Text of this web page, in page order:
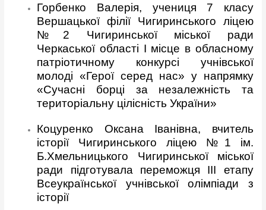
Горбенко Валерія, учениця 7 класу
Вершацької філії Чигиринського ліцею
№2 Чигиринської міської ради
Черкаської області І місце в обласному
патріотичному конкурсі учнівської
молоді «Герої серед нас» у напрямку
«Сучасні борці за незалежність та
територіальну цілісність України»
Коцуренко Оксана Іванівна, вчитель
історії Чигиринського ліцею №1 ім.
Б.Хмельницького Чигиринської міської
ради підготувала переможця ІІІ етапу
Всеукраїнської учнівської олімпіади з
історії